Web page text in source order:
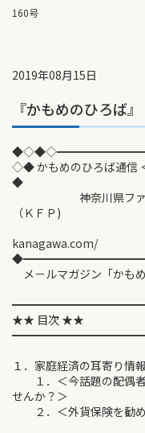
160号
2019年08月15日
『かもめのひろば
◇◆ かもめのひろば通信
◆
神奈川県ファイナ
（ＫＦＰ)
http://
kanagawa.com/
メ－ルマガジン「かも
★★ 目次 ★★
１．家庭経済の耳寄り
１．＜今話題の配偶者
せんか？＞
２．＜外貨保険を勧め